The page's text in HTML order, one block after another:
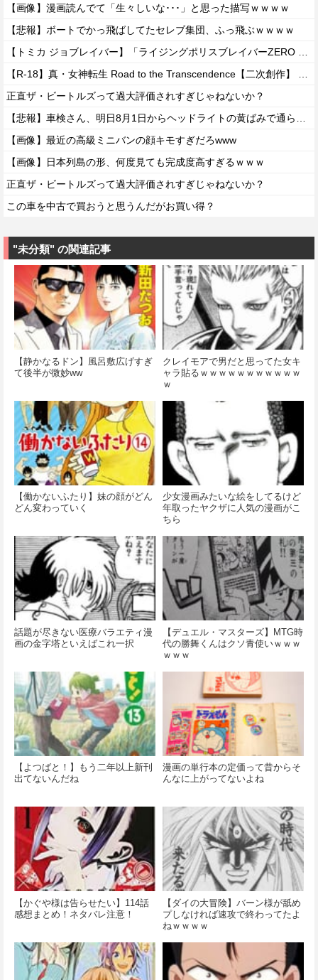
【画像】漫画読んでて「生々しいな･･･」と思った描写ｗｗｗｗ
【悲報】ボートでかっ飛ばしてたセレブ集団、ふっ飛ぶｗｗｗｗ
正直ザ・ビートルズって過大評価されすぎじゃねないか？
【画像】最近の高級ミニバンの顔キモすぎだろwww
【画像】日本列島の形、何度見ても完成度高すぎるｗｗｗ
正直ザ・ビートルズって過大評価されすぎじゃねないか？
この車を中古で買おうと思うんだがお買い得？
"未分類" の関連記事
【静かなるドン】風呂敷広げすぎ
て後半が微妙ww
クレイモアで男だと思ってた女キ
ャラ貼るｗｗｗｗｗｗｗｗｗｗｗ
ｗ
【働かないふたり】妹の顔がどん
どん変わっていく
少女漫画みたいな絵をしてるけど
年取ったヤクザに人気の漫画がこ
ちら
話題が尽きない医療バラエティ漫
画の金字塔といえばこれ一択
【デュエル・マスターズ】MTG時
代の勝舞くんはクソ青使いｗｗｗ
ｗｗｗ
【よつばと！】もう二年以上新刊
出てないんだね
漫画の単行本の定価って昔からそ
んなに上がってないよね
【かぐや様は告らせたい】114話
感想まとめ！ネタバレ注意！
【ダイの大冒険】バーン様が舐め
プしなければ速攻で終わってたよ
ねｗｗｗｗ